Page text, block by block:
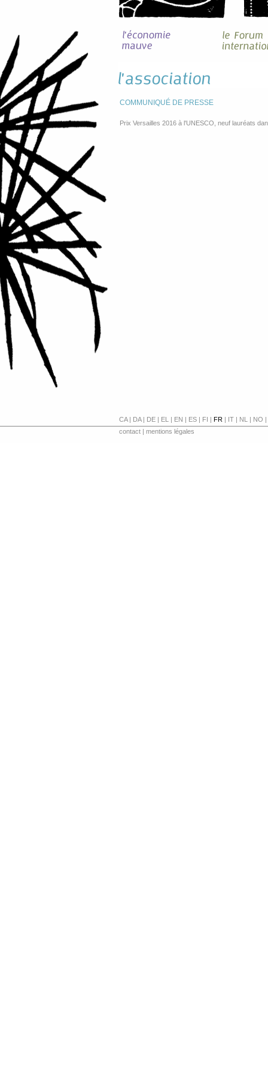
COMMUNIQUÉ DE PRESSE
Prix Versailles 2016 à l'UNESCO, neuf lauréats
CA| DA| DE | EL | EN | ES | FI | FR | IT | NL | NO |
contact | mentions légales